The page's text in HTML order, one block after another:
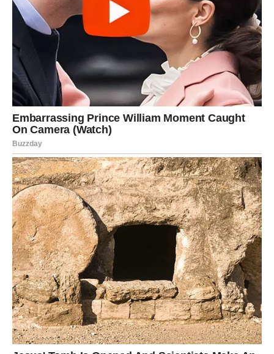
Unutrašnja ravnoteža:
Vage ovog vikenda osećaju da su ponovo svoje. Vraća se
osmeh, vraća se vera da je sve moguće kada ste u skladu
sa sobom.
RIBE – Emotivna čuda i duhovna
sreća
Ribe sunajtiši, ali možda i najveći srećnici vikenda.
Njihova sreća nije glasna, ali je duboka i trajna. Ovo je
vikend u kojem se snovi približavaju stvarnosti, a emocije
dobijaju smisao.